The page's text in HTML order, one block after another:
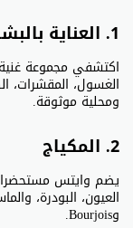
1. العناية بالبشرة
اكتشفي مجموعة
الغسول، المقشرات،
ومحلية موثوقة.
2. المكياج
يضم وايتس
وBourjois.